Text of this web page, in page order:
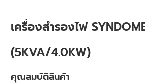
เครื่องสำรองไฟ
(5KVA/4.0KW)
คุณสมบัติสินค้า